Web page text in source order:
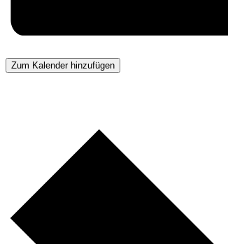
Zum Kalender hinzufügen